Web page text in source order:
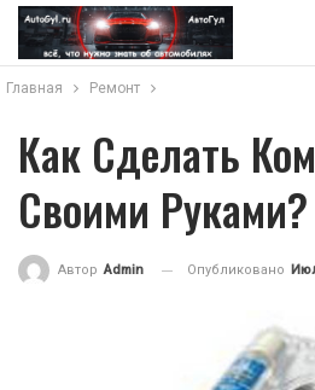
Главная Ремонт
Как Сделать
Своими Руками?
Автор Admin Опубликовано